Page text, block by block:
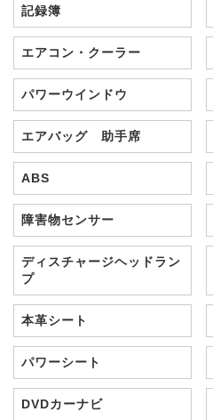
記録簿
エアコン・クーラー
パワーウインドウ
エアバッグ 助手席
ABS
障害物センサー
ディスチャージヘッドラン
プ
本革シート
パワーシート
DVDカーナビ